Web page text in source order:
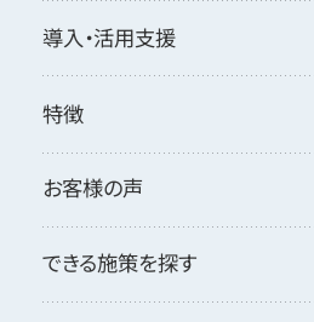
導入・活用支援
特徴
お客様の声
できる施策を探す